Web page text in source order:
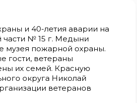
и 40-летия аварии на
части № 15 г. Медыни
музея пожарной охраны.
гости, ветераны
их семей. Красную
округа Николай
ветеранов